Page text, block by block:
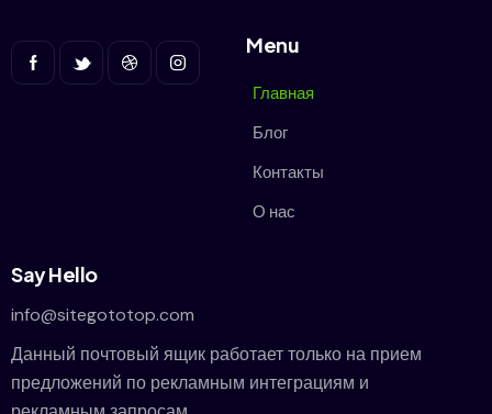
Menu
Главная
Блог
Контакты
О нас
Say Hello
info@sitegototop.com
Данный почтовый ящик работает только на прием
предложений по рекламным интеграциям и